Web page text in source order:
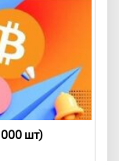
шт)